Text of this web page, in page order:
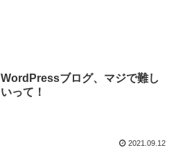
WordPressブログ、マジで難し
いって！
2021.09.12